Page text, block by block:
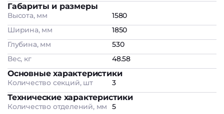
Габариты и размеры
Высота, мм
1580
Ширина, мм
1850
Глубина, мм
530
Вес, кг
48.58
Основные характеристики
Количество секций, шт 3
Технические характеристики
Количество отделений, мм 5